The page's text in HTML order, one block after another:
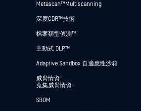
Metascan™ Multiscanning
深度CDR™技術
檔案類型偵測™
主動式 DLP™
Adaptive Sandbox 自適應性沙箱
威脅情資
蒐集威脅情資
SBOM